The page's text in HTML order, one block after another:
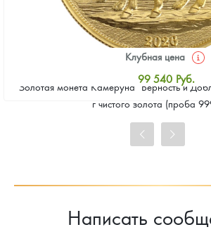
Золотая монета Камеруна "Верность и
г чистого золота (проба
Клубная цена
99 540 Руб.
Стандартная цена
Цена выкупа
Написать